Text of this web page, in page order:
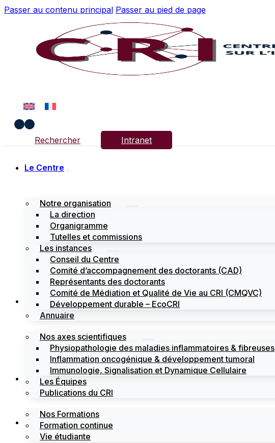
Passer au contenu principal Passer au pied de page
Rechercher Intranet
Le Centre
Notre organisation
La direction
Organigramme
Tutelles et commissions
Les instances
Conseil du Centre
Comité d’accompagnement des doctorants (CAD)
Représentants des doctorants
Comité de Médiation et Qualité de Vie au CRI (CMQVC)
Développement durable – EcoCRI
Annuaire
Recherche
Nos axes scientifiques
Physiopathologie des maladies inflammatoires & fibreuses
Inflammation oncogénique & développement tumoral
Immunologie, Signalisation et Dynamique Cellulaire
Les Équipes
Publications du CRI
Formations
Nos Formations
Formation continue
Vie étudiante
Labels